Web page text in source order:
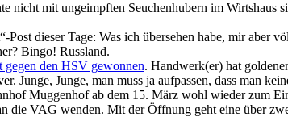
nicht mit ungeimpften Seuchenhubern im Wirtshaus
dieser Tage: Was ich übersehen habe, mir
Bingo! Russland.
gegen den HSV gewonnen. Handwerk(er) hat
Junge, Junge, man muss ja aufpassen, dass man
Muggenhof ab dem 15. März wohl wieder zum
die VAG wenden. Mit der Öffnung geht eine über